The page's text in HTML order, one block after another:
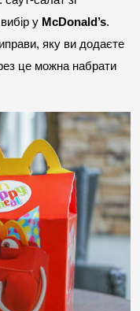
у McDonald’s.
яку ви додаєте
це можна набрати